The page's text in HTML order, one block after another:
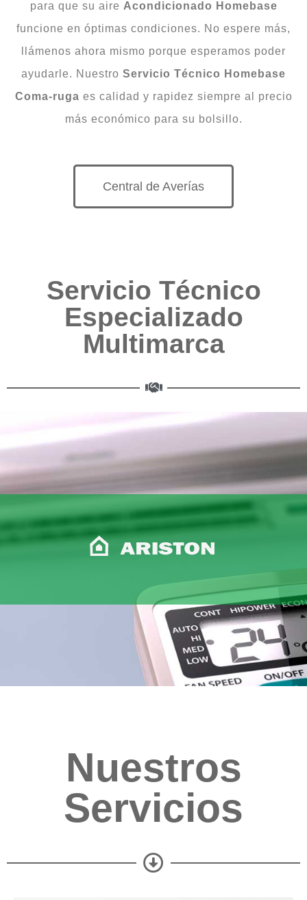
para que su aire Acondicionado Homebase
funcione en óptimas condiciones. No espere más,
llámenos ahora mismo porque esperamos poder
ayudarle. Nuestro Servicio Técnico Homebase
Coma-ruga es calidad y rapidez siempre al precio
más económico para su bolsillo.
Central de Averías
Servicio Técnico
Especializado
Multimarca
Nuestros
Servicios